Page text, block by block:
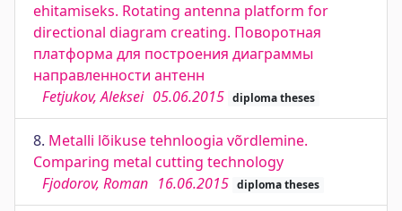
ehitamiseks. Rotating antenna platform for
directional diagram creating. Поворотная
платформа для построения диаграммы
направленности антенн
Fetjukov, Aleksei 05.06.2015 diploma theses
8. Metalli lõikuse tehnloogia võrdlemine.
Comparing metal cutting technology
Fjodorov, Roman 16.06.2015 diploma theses